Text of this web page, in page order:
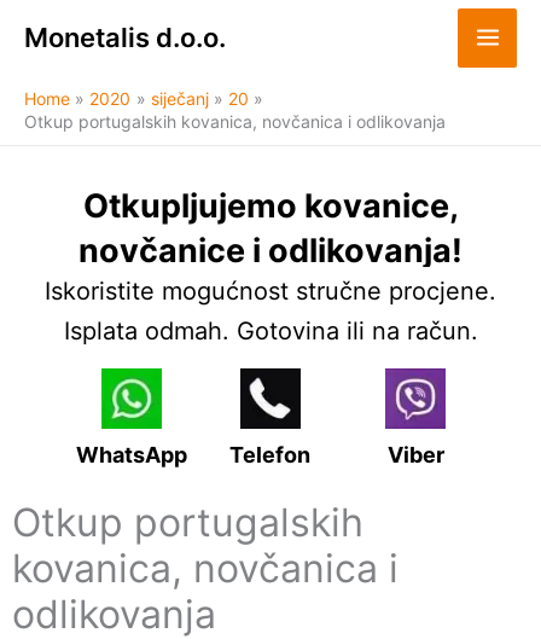
Monetalis d.o.o.
Home 2020 siječanj
20
Otkup portugalskih kovanica, novčanica i odlikovanja
Otkupljujemo kovanice,
novčanice i odlikovanja!
Iskoristite mogućnost stručne procjene.
Isplata odmah. Gotovina ili na račun.
WhatsApp Viber
Telefon
Otkup portugalskih
kovanica, novčanica i
odlikovanja